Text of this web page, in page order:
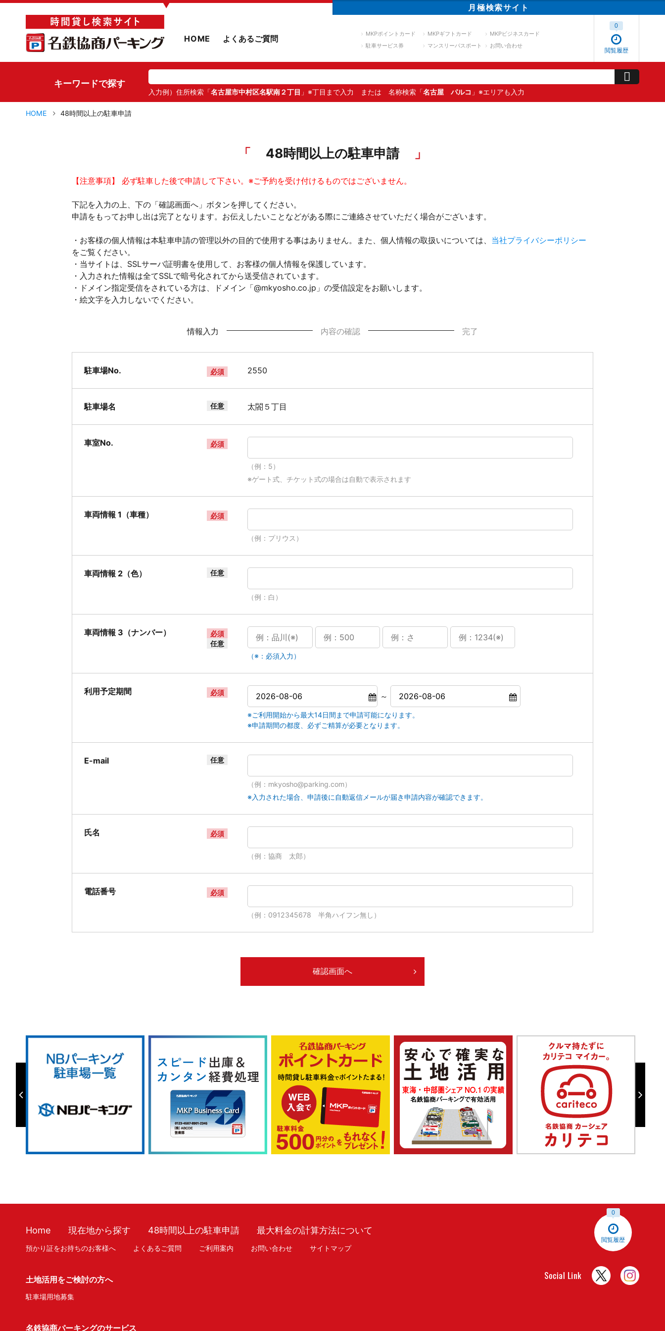
▼ 月極検索サイト
HOME よくあるご質問 MKPポイントカード MKPギフトカード
MKPビジネスカード
駐車サービス券
マンスリーパスポート お問い合わせ
閲覧履歴
0
キーワードで探す
入力例）住所検索「名古屋市中村区名駅南２丁目 」※丁目まで入力 または 名称検索「名古屋 パルコ 」※エリアも入力
HOME 48時間以上の駐車申請
48時間以上の駐車申請
【注意事項】 必ず駐車した後で申請して下さい。※ご予約を受け付けるものではございません。
下記を入力の上、下の「確認画面へ」ボタンを押してください。
申請をもってお申し出は完了となります。お伝えしたいことなどがある際にご連絡させていただく場合がございます。
・お客様の個人情報は本駐車申請の管理以外の目的で使用する事はありません。また、個人情報の取扱いについては、 当社プライバシーポリシー
をご覧ください。
・当サイトは、SSLサーバ証明書を使用して、お客様の個人情報を保護しています。
・入力された情報は全てSSLで暗号化されてから送受信されています。
・ドメイン指定受信をされている方は、ドメイン「@mkyosho.co.jp」の受信設定をお願いします。
・絵文字を入力しないでください。
情報入力 内容の確認 完了
駐車場No. 必須 2550
駐車場名 任意 太閤５丁目
車室No. 必須
（例：5）
※ゲート式、チケット式の場合は自動で表示されます
車両情報 1（車種） 必須
（例：プリウス）
車両情報 2（色） 任意
（例：白）
車両情報 3（ナンバー）
必須
任意
（※：必須入力）
利用予定期間 必須 ～
※ご利用開始から最大14日間まで申請可能になります。
※申請期間の都度、必ずご精算が必要となります。
E-mail 任意
（例：mkyosho@parking.com）
※入力された場合、申請後に自動返信メールが届き申請内容が確認できます。
氏名 必須
（例：協商 太郎）
電話番号 必須
（例：0912345678 半角ハイフン無し）
閲覧履歴
0
Home 現在地から探す 48時間以上の駐車申請 最大料金の計算方法について
預かり証をお持ちのお客様へ よくあるご質問 ご利用案内 お問い合わせ サイトマップ
土地活用をご検討の方へ
駐車場用地募集
名鉄協商パーキングのサービス